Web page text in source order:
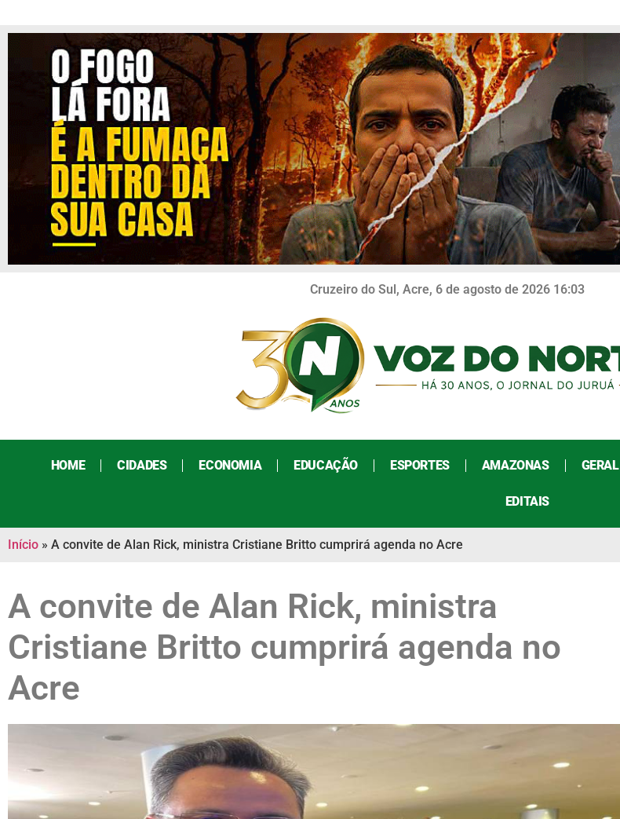
Cruzeiro do Sul, Acre, 6 de agosto de 2026 16:03
HOME CIDADES ECONOMIA EDUCAÇÃO ESPORTES AMAZONAS GERAL
EDITAIS
Início » A convite de Alan Rick, ministra Cristiane Britto cumprirá agenda no Acre
A convite de Alan Rick, ministra
Cristiane Britto cumprirá agenda no
Acre